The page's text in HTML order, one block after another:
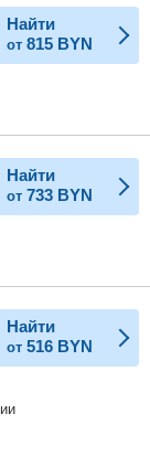
Найти
от 815 BYN
Найти
от 733 BYN
Найти
от 516 BYN